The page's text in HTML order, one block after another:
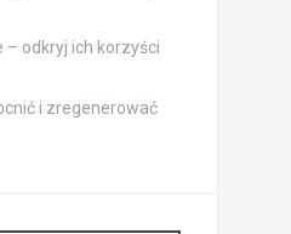
– odkryj ich korzyści
i zregenerować